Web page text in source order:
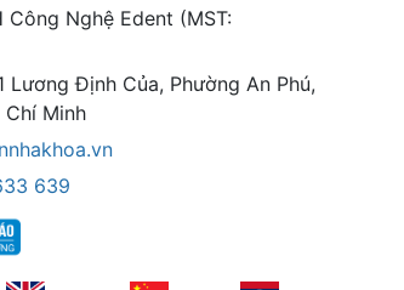
Công Nghệ Edent (MST:
Lương Định Của, Phường An Phú,
Chí Minh
639